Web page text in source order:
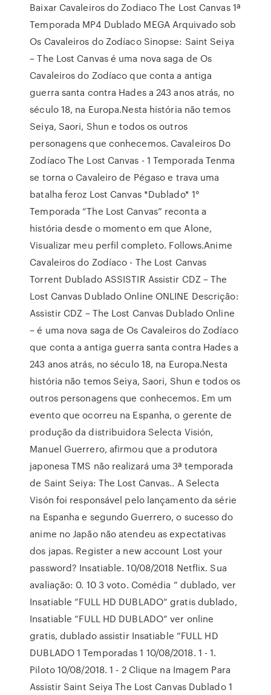
Baixar Cavaleiros do Zodiaco The Lost Canvas 1ª
Temporada MP4 Dublado MEGA Arquivado sob
Os Cavaleiros do Zodíaco Sinopse: Saint Seiya
– The Lost Canvas é uma nova saga de Os
Cavaleiros do Zodíaco que conta a antiga
guerra santa contra Hades a 243 anos atrás, no
século 18, na Europa.Nesta história não temos
Seiya, Saori, Shun e todos os outros
personagens que conhecemos. Cavaleiros Do
Zodíaco The Lost Canvas - 1 Temporada Tenma
se torna o Cavaleiro de Pégaso e trava uma
batalha feroz Lost Canvas *Dublado* 1°
Temporada “The Lost Canvas” reconta a
história desde o momento em que Alone,
Visualizar meu perfil completo. Follows.Anime
Cavaleiros do Zodíaco - The Lost Canvas
Torrent Dublado ASSISTIR Assistir CDZ – The
Lost Canvas Dublado Online ONLINE Descrição:
Assistir CDZ – The Lost Canvas Dublado Online
– é uma nova saga de Os Cavaleiros do Zodíaco
que conta a antiga guerra santa contra Hades a
243 anos atrás, no século 18, na Europa.Nesta
história não temos Seiya, Saori, Shun e todos os
outros personagens que conhecemos. Em um
evento que ocorreu na Espanha, o gerente de
produção da distribuidora Selecta Visión,
Manuel Guerrero, afirmou que a produtora
japonesa TMS não realizará uma 3ª temporada
de Saint Seiya: The Lost Canvas.. A Selecta
Visón foi responsável pelo lançamento da série
na Espanha e segundo Guerrero, o sucesso do
anime no Japão não atendeu as expectativas
dos japas. Register a new account Lost your
password? Insatiable. 10/08/2018 Netflix. Sua
avaliação: 0. 10 3 voto. Comédia ” dublado, ver
Insatiable ”FULL HD DUBLADO” gratis dublado,
Insatiable ”FULL HD DUBLADO” ver online
gratis, dublado assistir Insatiable ”FULL HD
DUBLADO 1 Temporadas 1 10/08/2018. 1 - 1.
Piloto 10/08/2018. 1 - 2 Clique na Imagem Para
Assistir Saint Seiya The Lost Canvas Dublado 1